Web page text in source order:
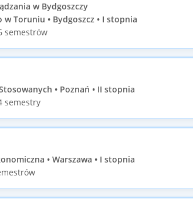
w Bydgoszczy
Toruniu • Bydgoszcz • I stopnia
semestrów
• Poznań • II stopnia
semestry
• Warszawa • I stopnia